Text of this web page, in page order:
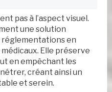
pas à l’aspect visuel.
une solution
réglementations en
Elle préserve
en empêchant les
créant ainsi un
et serein.